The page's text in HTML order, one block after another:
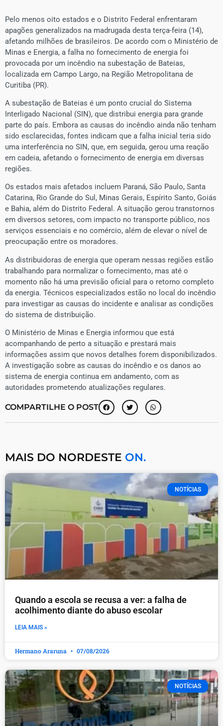
Pelo menos oito estados e o Distrito Federal enfrentaram
apagões generalizados na madrugada desta terça-feira (14),
afetando milhões de brasileiros. De acordo com o Ministério de
Minas e Energia, a falha no fornecimento de energia foi
provocada por um incêndio na subestação de Bateias,
localizada em Campo Largo, na Região Metropolitana de
Curitiba (PR).
A subestação de Bateias é um ponto crucial do Sistema
Interligado Nacional (SIN), que distribui energia para grande
parte do país. Embora as causas do incêndio ainda não tenham
sido esclarecidas, fontes indicam que a falha inicial teria sido
uma interferência no SIN, que, em seguida, gerou uma reação
em cadeia, afetando o fornecimento de energia em diversas
regiões.
Os estados mais afetados incluem Paraná, São Paulo, Santa
Catarina, Rio Grande do Sul, Minas Gerais, Espírito Santo, Goiás
e Bahia, além do Distrito Federal. A situação gerou transtornos
em diversos setores, com impacto no transporte público, nos
serviços essenciais e no comércio, além de elevar o nível de
preocupação entre os moradores.
As distribuidoras de energia que operam nessas regiões estão
trabalhando para normalizar o fornecimento, mas até o
momento não há uma previsão oficial para o retorno completo
da energia. Técnicos especializados estão no local do incêndio
para investigar as causas do incidente e analisar as condições
do sistema de distribuição.
O Ministério de Minas e Energia informou que está
acompanhando de perto a situação e prestará mais
informações assim que novos detalhes forem disponibilizados.
A investigação sobre as causas do incêndio e os danos ao
sistema de energia continua em andamento, com as
autoridades prometendo atualizações regulares.
COMPARTILHE O POST
MAIS DO NORDESTE ON.
NOTÍCIAS
Quando a escola se recusa a ver: a falha de
acolhimento diante do abuso escolar
LEIA MAIS »
Hermano Araruna 07/08/2026
NOTÍCIAS